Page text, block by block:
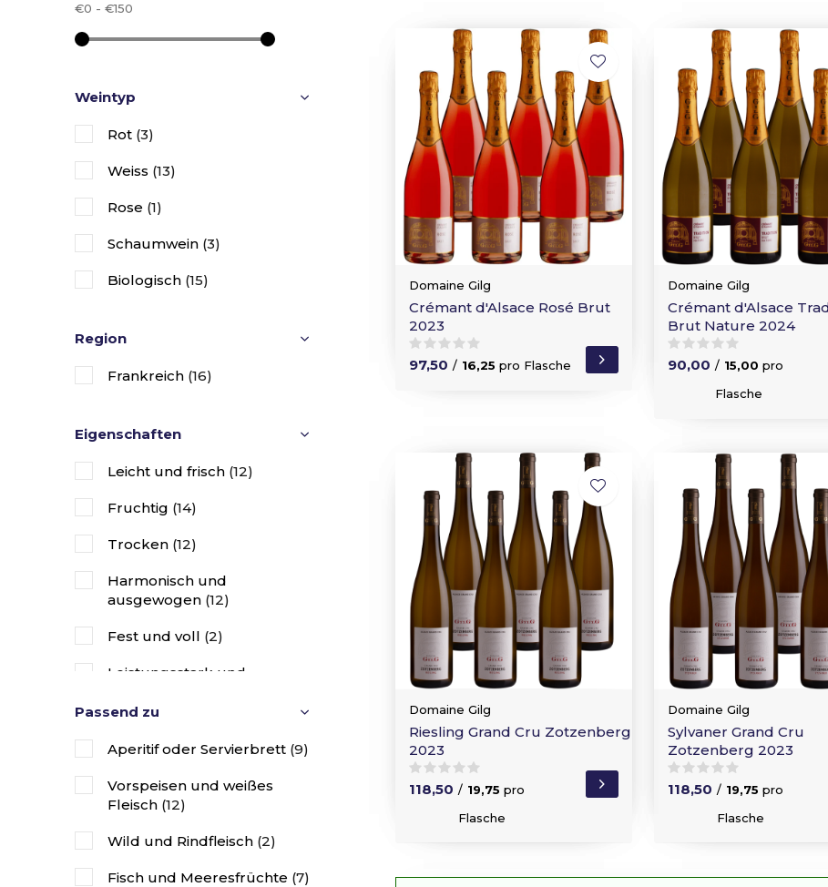
Domaine Gilg
Crémant d'Alsace Rosé Brut
2023
97,50 / 16,25 pro Flasche
Domaine Gilg
Crémant d'Alsace
Brut Nature 2024
90,00 / 15,00 pro
Flasche
Domaine Gilg
Riesling Grand Cru Zotzenberg
2023
118,50 / 19,75 pro
Flasche
Domaine Gilg
Sylvaner Grand Cru
Zotzenberg 2023
118,50 / 19,75 pro
Flasche
€0 - €150
Weintyp
Rot (3)
Weiss (13)
Rose (1)
Schaumwein (3)
Biologisch (15)
Region
Frankreich (16)
Eigenschaften
Leicht und frisch (12)
Fruchtig (14)
Trocken (12)
Harmonisch und
ausgewogen (12)
Fest und voll (2)
Leistungsstark und
Passend zu
Aperitif oder Servierbrett (9)
Vorspeisen und weißes
Fleisch (12)
Wild und Rindfleisch (2)
Fisch und Meeresfrüchte (7)